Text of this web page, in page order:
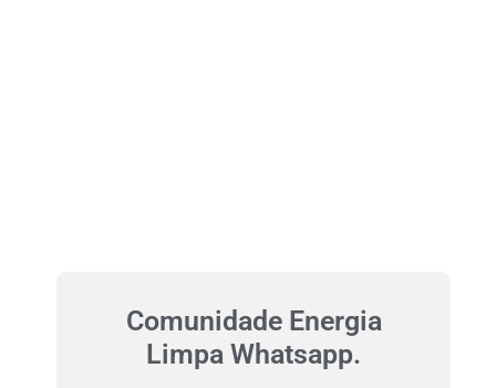
Comunidade Energia
Limpa Whatsapp.